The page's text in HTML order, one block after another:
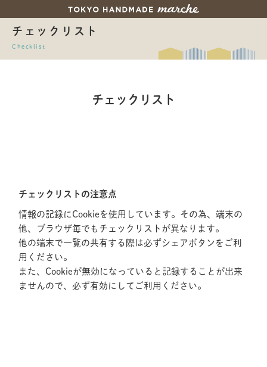
チェックリスト
Checklist
チェックリスト
チェックリストの注意点
情報の記録にCookieを使用しています。その為、端末の
他、ブラウザ毎でもチェックリストが異なります。
他の端末で一覧の共有する際は必ずシェアボタンをご利
用ください。
また、Cookieが無効になっていると記録することが出来
ませんので、必ず有効にしてご利用ください。